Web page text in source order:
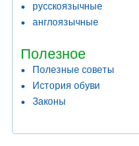
русскоязычные
англоязычные
Полезное
Полезные советы
История обуви
Законы